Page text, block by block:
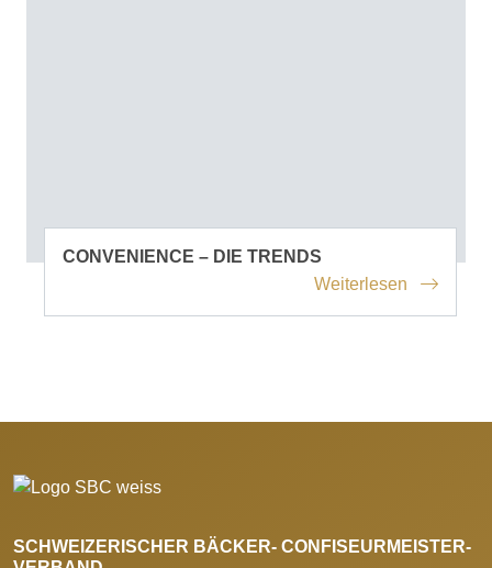
CONVENIENCE – DIE TRENDS
Weiterlesen
SCHWEIZERISCHER BÄCKER- CONFISEURMEISTER-